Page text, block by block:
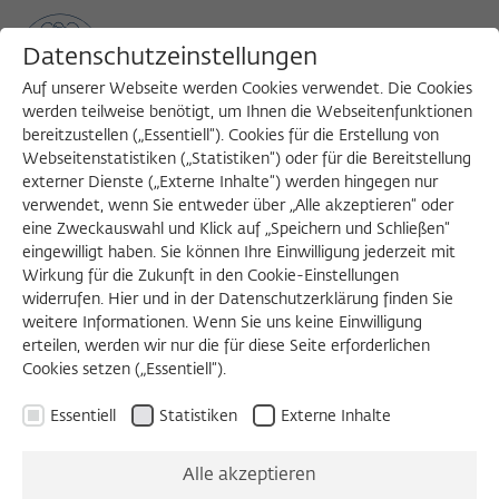
MENU
Search
ZEITSCHRIFT FÜR IDEENGESCHICHTE
Unternehmen Unseld
Heft XVIII/3 Herbst 2024
Bücher für das kritische Nachkriegsdeutschland ein
Datenschutzeinstellungen
Auf unserer Webseite werden Cookies verwendet. Die Cookies
werden teilweise benötigt, um Ihnen die Webseitenfunktionen
bereitzustellen („Essentiell“). Cookies für die Erstellung von
Webseitenstatistiken („Statistiken“) oder für die Bereitstellung
externer Dienste („Externe Inhalte“) werden hingegen nur
verwendet, wenn Sie entweder über „Alle akzeptieren“ oder
eine Zweckauswahl und Klick auf „Speichern und Schließen“
eingewilligt haben. Sie können Ihre Einwilligung jederzeit mit
Wirkung für die Zukunft in den Cookie-Einstellungen
widerrufen. Hier und in der Datenschutzerklärung finden Sie
weitere Informationen. Wenn Sie uns keine Einwilligung
erteilen, werden wir nur die für diese Seite erforderlichen
Cookies setzen („Essentiell“).
Essentiell Statistiken Externe Inhalte
Alle akzeptieren